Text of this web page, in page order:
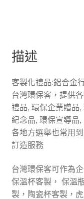
描述
客製化禮品:鋁合金
台灣環保客，提供
禮品, 環保企業贈品
紀念品, 環保宣導品
各地方選舉也常用
訂造服務
台灣環保客可作為
保溫杯客製， 保溫
製，陶瓷杯客製，